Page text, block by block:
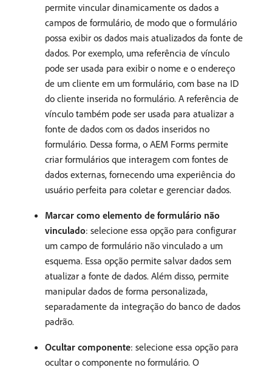
permite vincular dinamicamente os dados a
campos de formulário, de modo que o formulário
possa exibir os dados mais atualizados da fonte de
dados. Por exemplo, uma referência de vínculo
pode ser usada para exibir o nome e o endereço
de um cliente em um formulário, com base na ID
do cliente inserida no formulário. A referência de
vínculo também pode ser usada para atualizar a
fonte de dados com os dados inseridos no
formulário. Dessa forma, o AEM Forms permite
criar formulários que interagem com fontes de
dados externas, fornecendo uma experiência do
usuário perfeita para coletar e gerenciar dados.
Marcar como elemento de formulário não
vinculado: selecione essa opção para configurar
um campo de formulário não vinculado a um
esquema. Essa opção permite salvar dados sem
atualizar a fonte de dados. Além disso, permite
manipular dados de forma personalizada,
separadamente da integração do banco de dados
padrão.
Ocultar componente: selecione essa opção para
ocultar o componente no formulário. O